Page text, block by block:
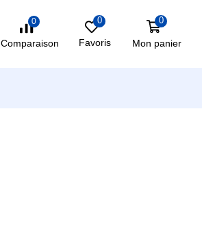
0
Comparaison
0
Favoris
0
Mon panier